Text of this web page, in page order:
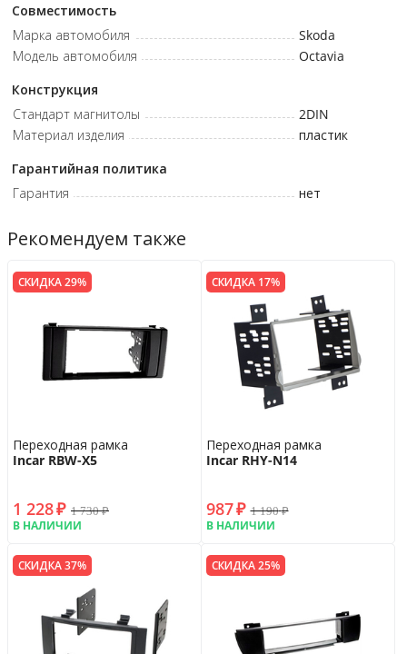
Совместимость
Марка автомобиля
Skoda
Модель автомобиля
Octavia
Конструкция
Стандарт магнитолы
2DIN
Материал изделия
пластик
Гарантийная политика
Гарантия
нет
Рекомендуем также
СКИДКА 29%
Переходная рамка
Incar RBW-X5
1 228₽ 1 730₽
В НАЛИЧИИ
СКИДКА 17%
Переходная рамка
Incar RHY-N14
987₽ 1 190₽
В НАЛИЧИИ
СКИДКА 37% СКИДКА 25%